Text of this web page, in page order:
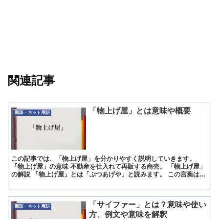
関連記事
新語・ネット用語 「物上げ屋」とは意味や概要
この記事では、「物上げ屋」を分かりやすく説明していきます。
「物上げ屋」の意味 不動産を仕入れて再販する商売。 「物上げ屋」
の解説 「物上げ屋」とは「ぶつあげや」と読みます。 この言葉は不
新語・ネット用語
「サイファー」とは？意味や使い
方、例文や意味を解釈